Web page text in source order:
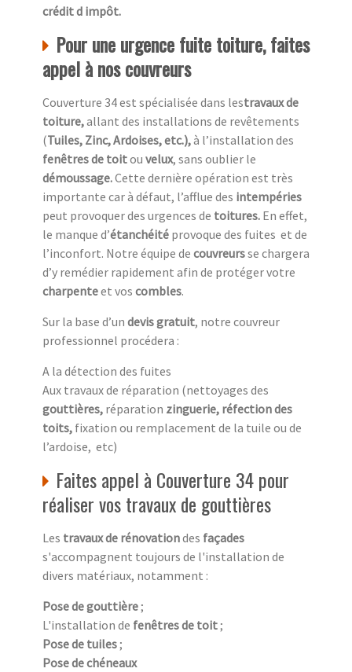
crédit d impôt.
Pour une urgence fuite toiture, faites
appel à nos couvreurs
Couverture 34 est spécialisée dans lestravaux de
toiture,allant des installations de revêtements
(Tuiles, Zinc, Ardoises, etc.),à l’installation des
fenêtres de toitou velux, sans oublier le
démoussage.Cette dernière opération est très
importante car à défaut, l’afflue des intempéries
peut provoquer des urgences de toitures. En effet,
le manque d’étanchéité provoque des fuites et de
l’inconfort. Notre équipe de couvreursse chargera
d’y remédier rapidement afin de protéger votre
charpenteet vos combles.
Sur la base d’un devis gratuit, notre couvreur
professionnel procédera :
A la détection des fuites
Aux travaux de réparation (nettoyages des
gouttières, réparation zinguerie, réfection des
toits, fixation ou remplacement de la tuile ou de
l’ardoise, etc)
Faites appel à Couverture 34 pour
réaliser vos travaux de gouttières
Les travaux de rénovationdes façades
s'accompagnent toujours de l'installation de
divers matériaux, notamment :
Pose de gouttière;
L'installation de fenêtres de toit;
Pose de tuiles;
Pose de chéneaux